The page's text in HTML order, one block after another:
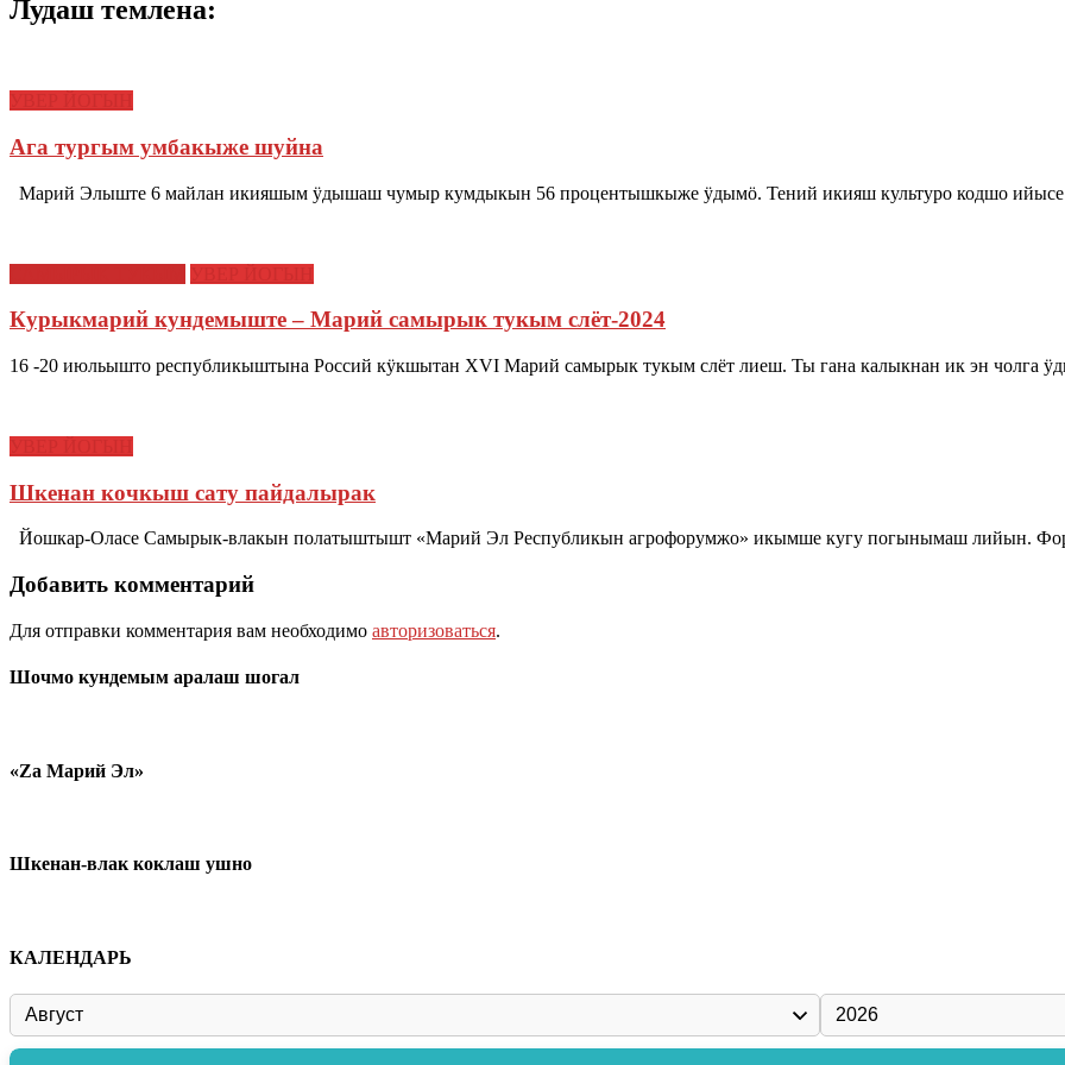
Лудаш темлена:
Ага тургым умбакыже шуйна
Марий Элыште 6 майлан икияшым ӱдышаш чумыр кумдыкын 56 процентышкыже ӱдымӧ. Тений икияш культуро кодшо ийысе
Курыкмарий кундемыште – Марий самырык тукым слёт-2024
16 -20 июльышто республикыштына Россий кӱкшытан XVI Марий самырык тукым слёт лиеш. Ты гана калыкнан ик эн чолга
Шкенан кочкыш сату пайдалырак
Йошкар-Оласе Самырык-влакын полатыштышт «Марий Эл Республикын агрофорумжо» икымше кугу погынымаш лийын.
Добавить комментарий
Для отправки комментария вам необходимо авторизоваться.
Шочмо кундемым аралаш шогал
«Zа Марий Эл»
Шкенан-влак коклаш ушно
КАЛЕНДАРЬ